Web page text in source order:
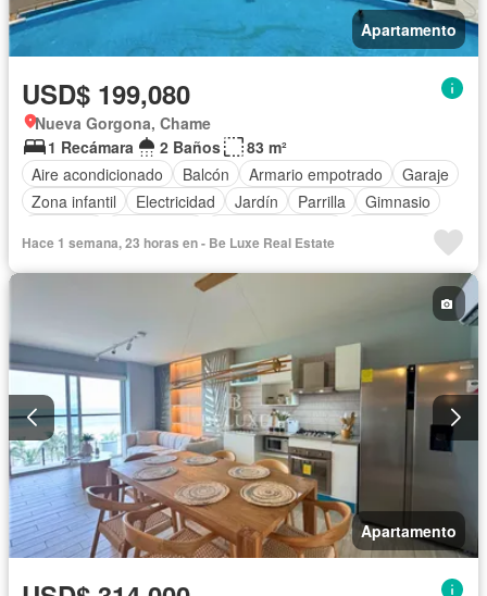
Apartamento
USD$ 199,080
Nueva Gorgona, Chame
1 Recámara
2 Baños
83 m²
Aire acondicionado
Balcón Armario empotrado
Garaje
Zona infantil
Electricidad Jardín Parrilla
Gimnasio
Piscina
Cancha de tenis Agua
Hace 1 semana, 23 horas en - Be Luxe Real Estate
Apartamento